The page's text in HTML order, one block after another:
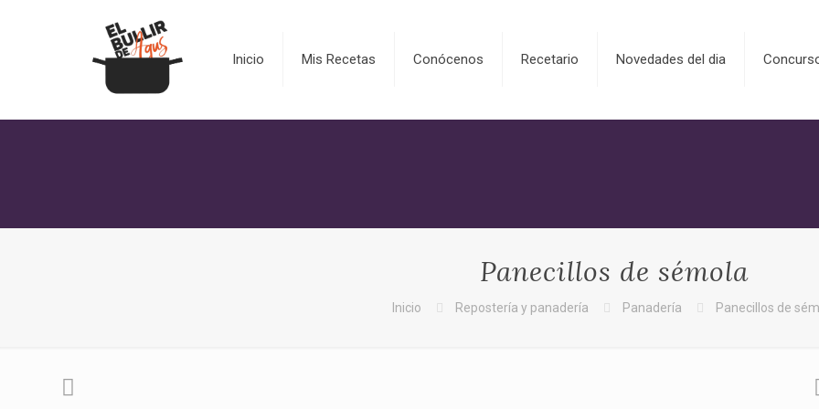
Inicio Mis Recetas Conócenos Recetario Novedades del dia
Panecillos de sémola
Inicio Repostería y panadería Panadería Panecillos de